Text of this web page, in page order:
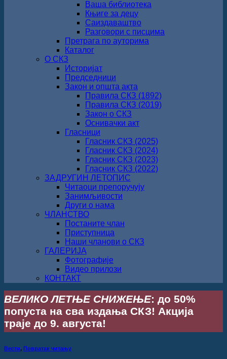
Ваша библиотека
Књиге за децу
Саиздаваштво
Разговори с писцима
Претрага по ауторима
Каталог
О СКЗ
Историјат
Председници
Закон и општа акта
Правила СКЗ (1892)
Правила СКЗ (2019)
Закон о СКЗ
Оснивачки акт
Гласници
Гласник СКЗ (2025)
Гласник СКЗ (2024)
Гласник СКЗ (2023)
Гласник СКЗ (2022)
ЗАДРУГИН ЛЕТОПИС
Читаоци препоручују
Занимљивости
Други о нама
ЧЛАНСТВО
Постаните члан
Приступница
Наши чланови о СКЗ
ГАЛЕРИЈА
Фотографије
Видео прилози
КОНТАКТ
ВЕЛИКО ЛЕТЊЕ СНИЖЕЊЕ: до 50%
попуста на сва издања СКЗ! Акција
траје до 9. августа!
Вести, Повратак читању